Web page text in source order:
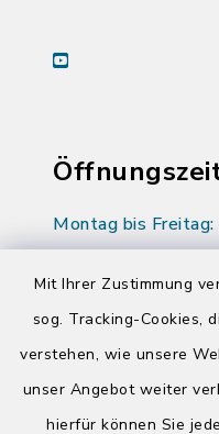
Mit Ihrer Zustimmung
sog. Tracking-Cookies,
verstehen, wie unsere
unser Angebot weiter
hierfür können Sie
youtube
Montag bis Freitag:
Donnerstag
14:00-17:00 Uhr
Quicklinks